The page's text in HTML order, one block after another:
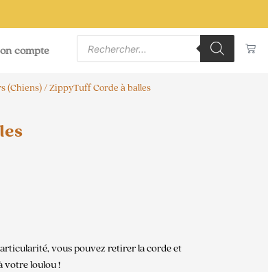
compte
Recherche
produits
(Chiens)/ ZippyTuff Corde à balles
vous pouvez retirer la corde et
votre loulou !